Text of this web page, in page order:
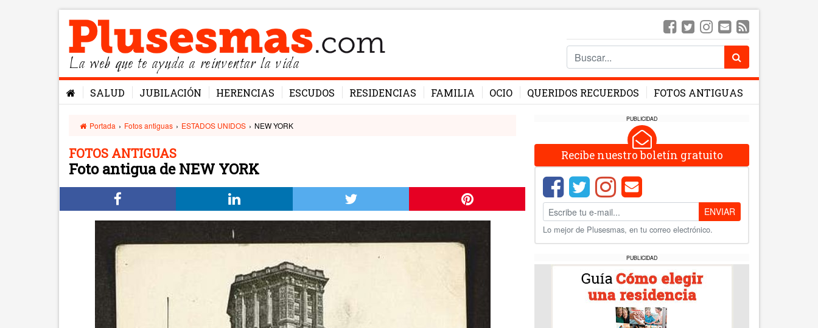
La web que te ayuda a reinventar la vida
SALUD JUBILACIÓN HERENCIAS ESCUDOS RESIDENCIAS FAMILIA OCIO QUERIDOS RECUERDOS FOTOS ANTIGUAS
Portada › Fotos antiguas › ESTADOS UNIDOS › NEW YORK
FOTOS ANTIGUAS
Foto antigua de NEW YORK
PUBLICIDAD
Recibe nuestro boletín gratuito
ENVIAR
Lo mejor de Plusesmas, en tu correo electrónico.
PUBLICIDAD